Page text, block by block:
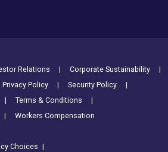
Relations
Corporate Sustainability
Privacy Policy
Security Policy
Terms & Conditions
Workers Compensation
Choices |